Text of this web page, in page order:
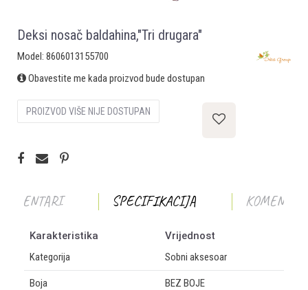
Deksi nosač baldahina,"Tri drugara"
Model: 8606013155700
Obavestite me kada proizvod bude dostupan
PROIZVOD VIŠE NIJE DOSTUPAN
SPECIFIKACIJA
Karakteristika
Vrijednost
Kategorija
Sobni aksesoar
Boja BEZ BOJE